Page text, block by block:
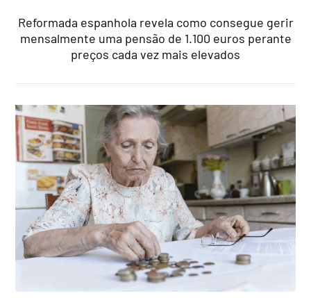
Reformada espanhola revela como consegue gerir
mensalmente uma pensão de 1.100 euros perante
preços cada vez mais elevados